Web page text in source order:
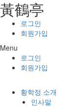
콘텐츠로
건너뛰기
⿈鶴亭
로그인
회원가입
Menu
로그인
회원가입
황학정 소개
인사말